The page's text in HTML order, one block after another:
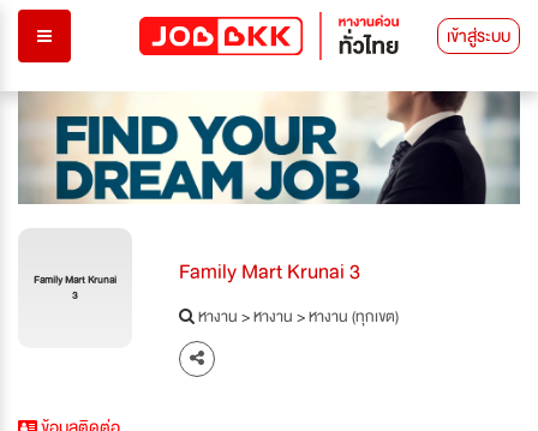
เข้าสู่ระบบ
Family Mart Krunai
3
Family Mart Krunai 3
หางาน>หางาน>หางาน (ทุกเขต)